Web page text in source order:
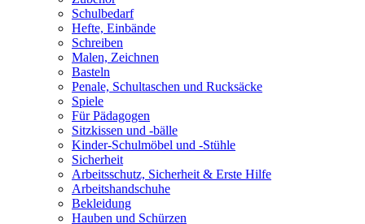
Schulbedarf
Hefte, Einbände
Schreiben
Malen, Zeichnen
Basteln
Penale, Schultaschen und Rucksäcke
Spiele
Für Pädagogen
Sitzkissen und -bälle
Kinder-Schulmöbel und -Stühle
Sicherheit
Arbeitsschutz, Sicherheit & Erste Hilfe
Arbeitshandschuhe
Bekleidung
Hauben und Schürzen